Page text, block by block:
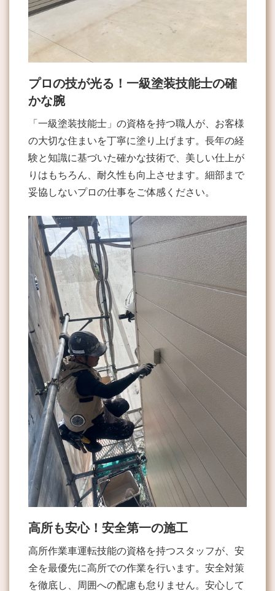
プロの技が光る！一級塗装技能士の確
かな腕
「一級塗装技能士」の資格を持つ職人が、お客様
の大切な住まいを丁寧に塗り上げます。長年の経
験と知識に基づいた確かな技術で、美しい仕上が
りはもちろん、耐久性も向上させます。細部まで
妥協しないプロの仕事をご体感ください。
高所も安心！安全第一の施工
高所作業車運転技能の資格を持つスタッフが、安
全を最優先に高所での作業を行います。安全対策
を徹底し、周囲への配慮も怠りません。安心して